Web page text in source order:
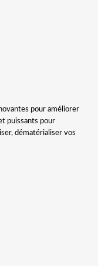
pour améliorer
puissants pour
dématérialiser vos